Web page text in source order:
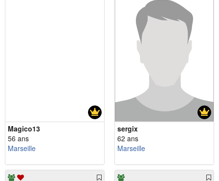
Magico13
56 ans
Marseille
sergix
62 ans
Marseille